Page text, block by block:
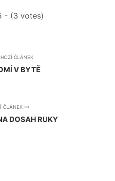
- (3 votes)
ČLÁNEK
V BYTĚ
ČLÁNEK
DOSAH RUKY